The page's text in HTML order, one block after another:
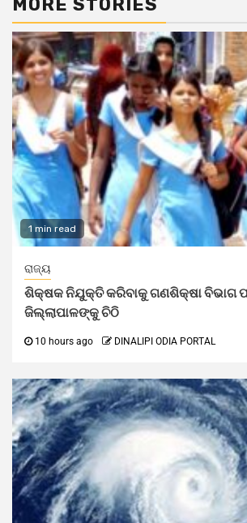
1 min read
ରାଜ୍ୟ
ଶିକ୍ଷକ ନିଯୁକ୍ତି କରିବାକୁ ଗଣଶିକ୍ଷା ବିଭାଗ
ଜିଲ୍ଲାପାଳଙ୍କୁ ଚିଠି
10 hours ago DINALIPI ODIA PORTAL